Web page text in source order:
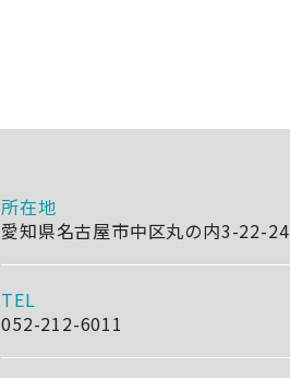
所在地
愛知県名古屋市中区丸の内3-22-24
TEL
052-212-6011